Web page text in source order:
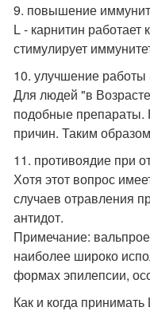
9. повышение
L - карнитин
стимулирует
10. улучшение работы
Для людей "в
подобные препараты.
причин. Таким
11. противоядие при
Хотя этот вопрос
случаев отравления
антидот.
Примечание:
наиболее широко
формах эпилепсии,
Как и когда принимать